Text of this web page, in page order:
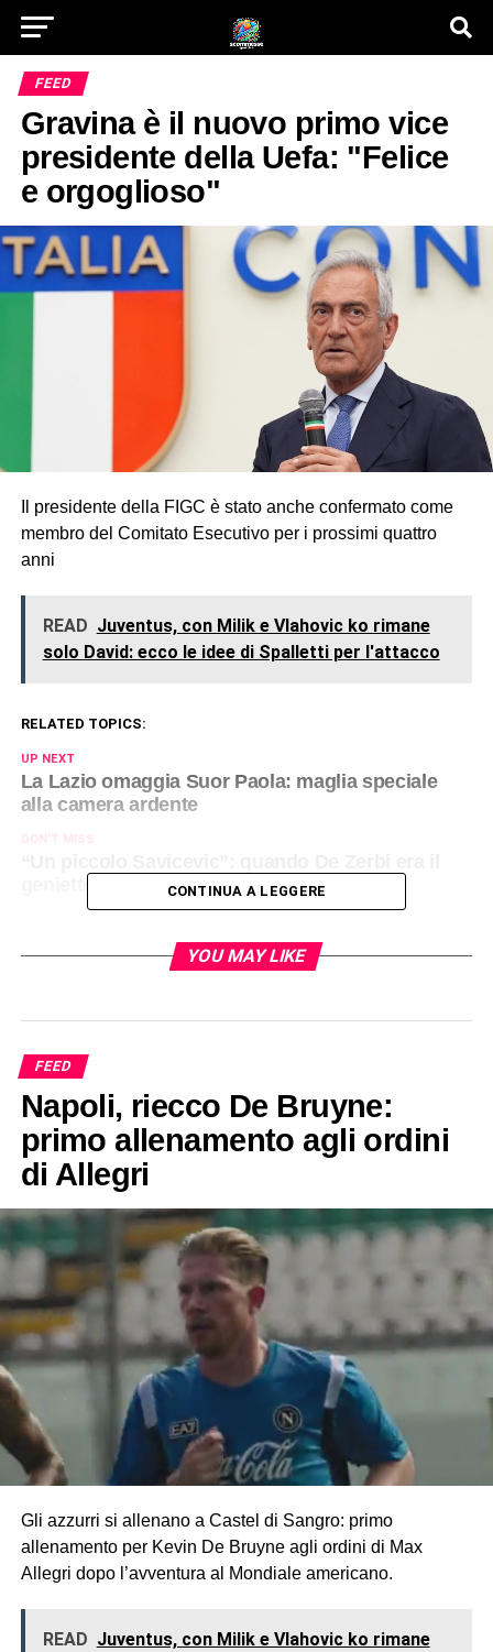
FEED
Gravina è il nuovo primo vice
presidente della Uefa: "Felice
e orgoglioso"
Il presidente della FIGC è stato anche confermato come
membro del Comitato Esecutivo per i prossimi quattro
anni
READ Juventus, con Milik e Vlahovic ko rimane
solo David: ecco le idee di Spalletti per l'attacco
RELATED TOPICS:
UP NEXT
La Lazio omaggia Suor Paola: maglia speciale
alla camera ardente
DON'T MISS
genietto del MilanCONTINUA A LEGGERE
YOU MAY LIKE
FEED
Napoli, riecco De Bruyne:
primo allenamento agli ordini
di Allegri
Gli azzurri si allenano a Castel di Sangro: primo
allenamento per Kevin De Bruyne agli ordini di Max
Allegri dopo l’avventura al Mondiale americano.
READ Juventus, con Milik e Vlahovic ko rimane